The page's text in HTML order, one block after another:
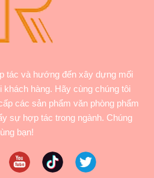
tác và hướng đến xây dựng mối
khách hàng. Hãy cùng chúng tôi
các sản phẩm văn phòng phẩm
sự hợp tác trong ngành. Chúng
bạn!